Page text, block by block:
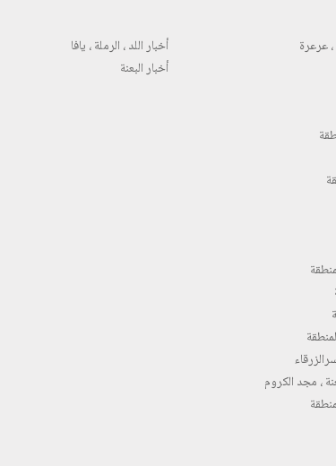
عرعرة
، مجد الكروم
أخبار اللد ، الرملة ، يافا
أخبار البعنة